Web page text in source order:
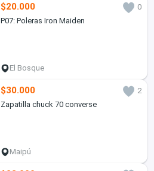
$20.000
0
P07: Poleras Iron Maiden
El Bosque
$30.000
2
Zapatilla chuck 70 converse
Maipú